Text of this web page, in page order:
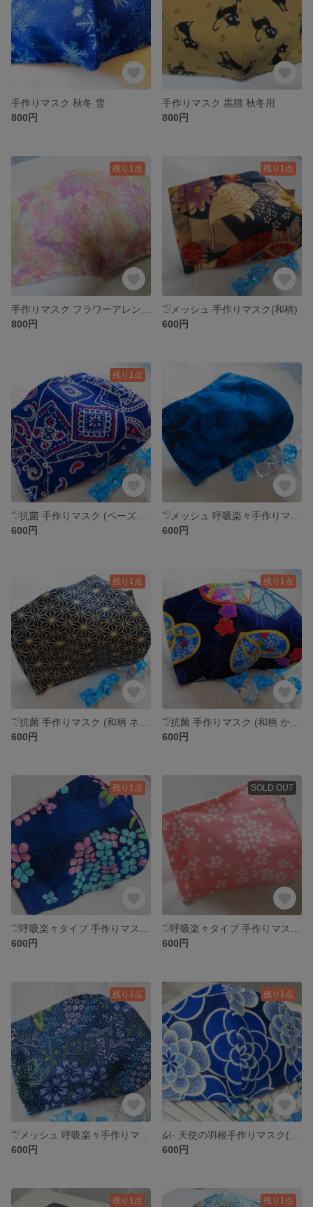
手作りマスク 秋冬 雪
800円
手作りマスク 黒猫 秋冬用
800円
残り1点
800円
残り1点
𓅿メッシュ 手作りマスク(和柄)
600円
残り1点
600円
600円
残り1点
600円
残り1点
600円
残り1点
600円
SOLD OUT
600円
残り1点
600円
残り1点
600円
残り1点 残り1点